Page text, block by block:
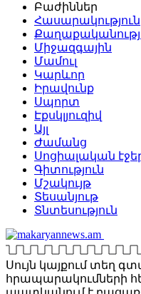
Բաժիններ
Հասարակություն
Միջազգային
Մամուլ
Կարևոր
Իրավունք
Սպորտ
Էքսկլյուզիվ
Այլ
Ժամանց
Սոցիալական
Գիտություն
Մշակույթ
Տեսանյութ
Տնտեսություն
Սույն կայքում տեղ
հրապարակումների